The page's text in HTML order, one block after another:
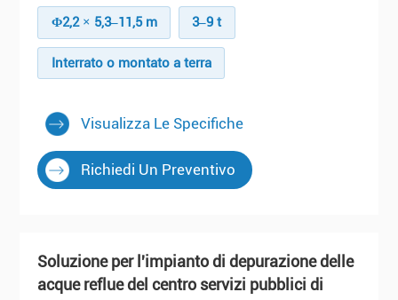
Φ2,2 × 5,3–11,5 m 3–9 t
Interrato o montato a terra
Visualizza Le Specifiche
Richiedi Un Preventivo
Soluzione per l'impianto di depurazione delle
acque reflue del centro servizi pubblici di